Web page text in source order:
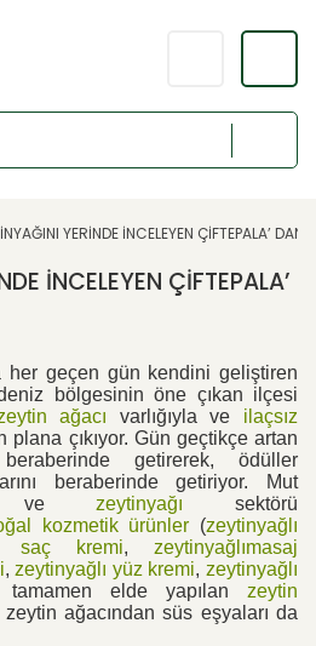
YERİNDE İNCELEYEN ÇİFTEPALA’ DAN
İNCELEYEN ÇİFTEPALA’
her geçen gün kendini geliştiren
bölgesinin öne çıkan ilçesi
ağacı varlığıyla ve ilaçsız
plana çıkıyor. Gün geçtikçe artan
getirerek, ödüller
beraberinde getiriyor. Mut
zeytinyağı sektörü
kozmetik ürünler (zeytinyağlı
saç kremi, zeytinyağlımasaj
,zeytinyağlı yüz kremi,zeytinyağlı
elde yapılanzeytin
zeytin ağacından süs eşyaları da